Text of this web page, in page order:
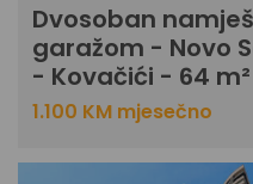
Dvosoban
garažom - Novo
- Kovačići - 64 m²
1.100 KM mjesečno